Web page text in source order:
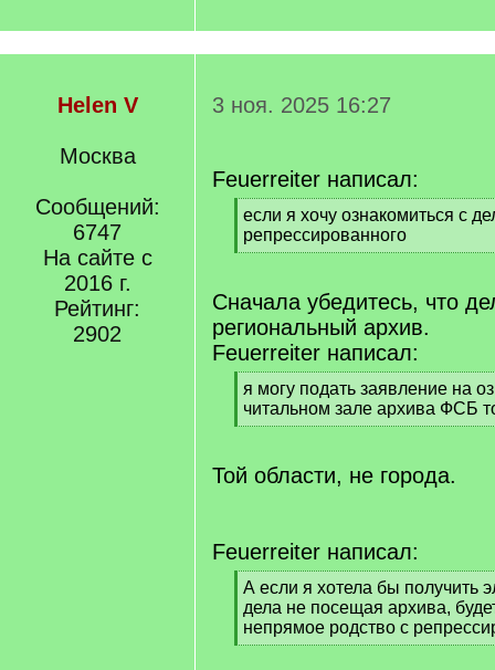
Helen V
Москва
Сообщений:
6747
На сайте с
2016 г.
Рейтинг:
2902
3 ноя. 2025 16:27
Feuerreiter написал:
[
q
]
если я хочу ознакомиться с
репрессированного
[
q
]
Сначала убедитесь, что
региональный архив.
Feuerreiter написал:
[
q
]
я могу подать заявление на
читальном зале архива ФСБ
[
q
]
Той области, не города.
Feuerreiter написал:
[
q
]
А если я хотела бы получить
дела не посещая архива,
непрямое родство с
[